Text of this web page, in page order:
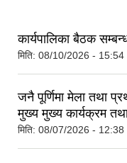
कार्यपालिका बैठक
मिति: 08/10/2026 - 15:54
जनै पूर्णिमा मेला तथा
मुख्य मुख्य कार्यक्रम
मिति: 08/07/2026 - 12:38